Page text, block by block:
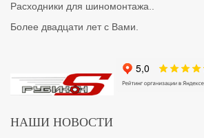
Расходники для шиномонтажа..
Более двадцати лет с Вами.
НАШИ НОВОСТИ